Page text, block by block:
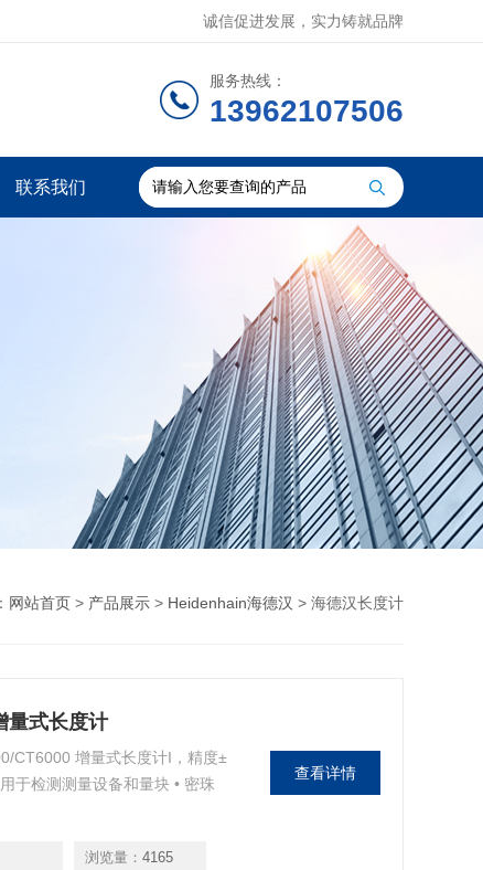
诚信促进发展，实力铸就品牌
服务热线：
13962107506
联系我们
网站首页 > 产品展示 > Heidenhain海德汉 > 海德汉长度计
量式长度计
CT6000 增量式长度计I，精度±
于检测测量设备和量块 • 密珠
浏览量： 4165
查看详情